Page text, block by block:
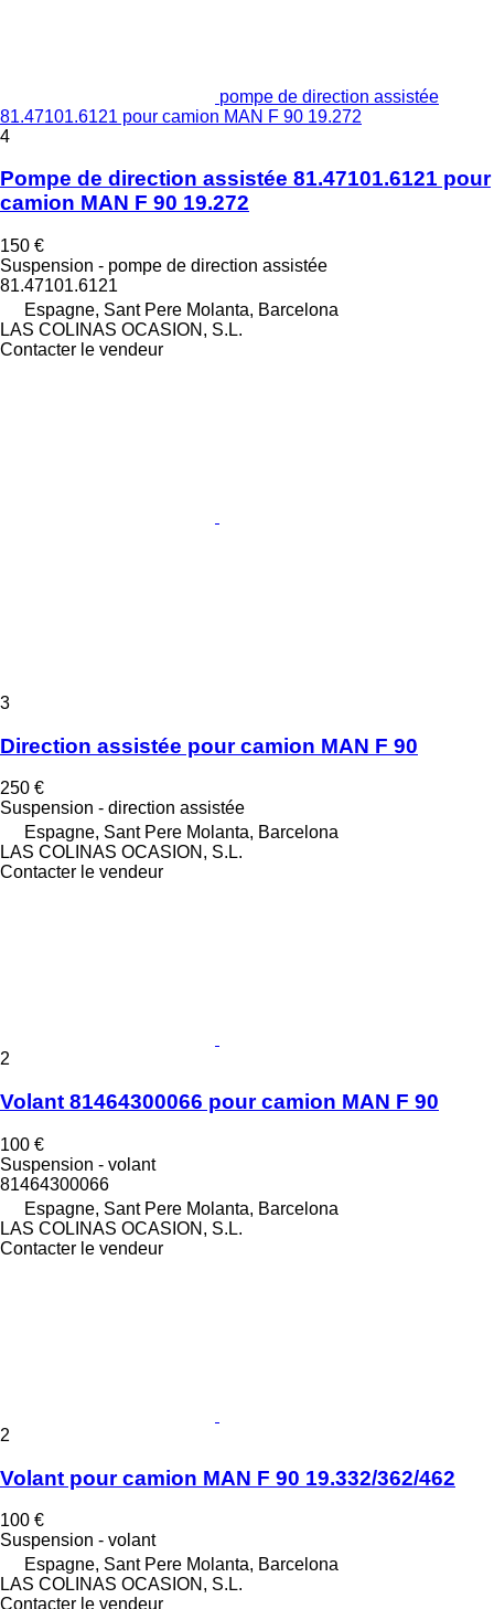
pompe de direction assistée
81.47101.6121 pour camion MAN F 90 19.272
4
Pompe de direction assistée 81.47101.6121 pour
camion MAN F 90 19.272
150 €
Suspension - pompe de direction assistée
81.47101.6121
Espagne, Sant Pere Molanta, Barcelona
LAS COLINAS OCASION, S.L.
Contacter le vendeur
3
Direction assistée pour camion MAN F 90
250 €
Suspension - direction assistée
Espagne, Sant Pere Molanta, Barcelona
LAS COLINAS OCASION, S.L.
Contacter le vendeur
2
Volant 81464300066 pour camion MAN F 90
100 €
Suspension - volant
81464300066
Espagne, Sant Pere Molanta, Barcelona
LAS COLINAS OCASION, S.L.
Contacter le vendeur
2
Volant pour camion MAN F 90 19.332/362/462
100 €
Suspension - volant
Espagne, Sant Pere Molanta, Barcelona
LAS COLINAS OCASION, S.L.
Contacter le vendeur